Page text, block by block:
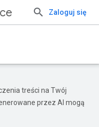
Zaloguj się
treści na Twój
przez AI mogą